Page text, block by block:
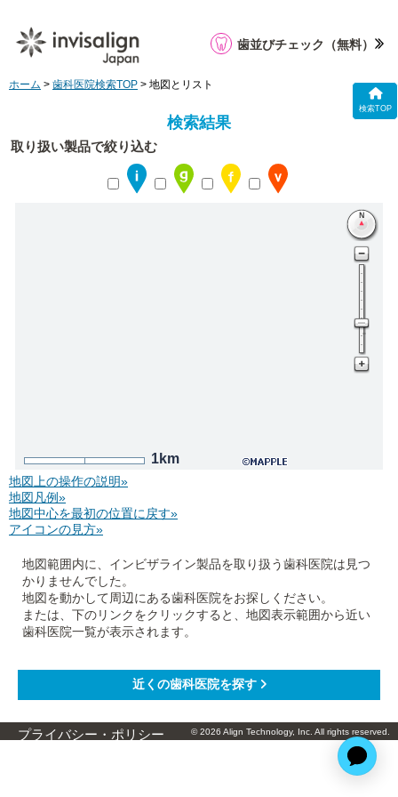
検索TOP
歯並びチェック （無料）
ホーム > 歯科医院検索TOP > 地図とリスト
検索結果
取り扱い製品で絞り込む
1km
地図上の操作の説明»
地図凡例»
地図中心を最初の位置に戻す»
アイコンの見方»
地図範囲内に、インビザライン製品を取り扱う歯科医院は見つ
かりませんでした。
地図を動かして周辺にある歯科医院をお探しください。
または、下のリンクをクリックすると、地図表示範囲から近い
歯科医院一覧が表示されます。
プライバシー・ポリシー © 2026 Align Technology, Inc. All rights reserved.